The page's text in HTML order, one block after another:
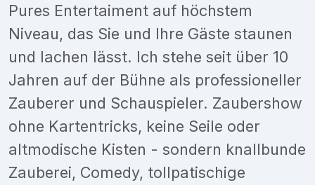
Pures Entertaiment auf höchstem
Niveau, das Sie und Ihre Gäste staunen
und lachen lässt. Ich stehe seit über 10
Jahren auf der Bühne als professioneller
Zauberer und Schauspieler. Zaubershow
ohne Kartentricks, keine Seile oder
altmodische Kisten - sondern knallbunde
Zauberei, Comedy, tollpatischige